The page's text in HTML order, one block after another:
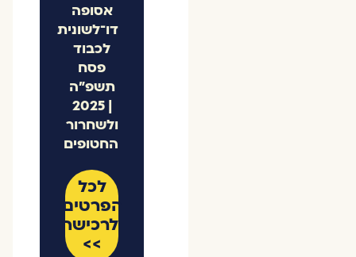
אסופה
דו־לשונית
לכבוד
פסח
תשפ"ה
| 2025
ולשחרור
החטופים
לכל
הפרטים
ולרכישה
>>